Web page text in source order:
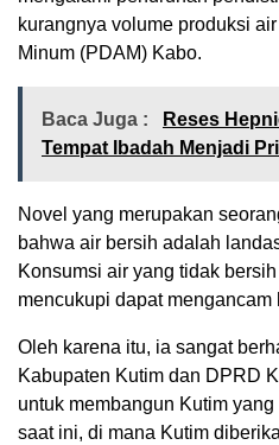
kurangnya volume produksi
Minum (PDAM) Kabo.
Baca Juga :
Reses
Tempat Ibadah Menjadi
Novel yang merupakan
bahwa air bersih adalah
Konsumsi air yang tidak
mencukupi dapat mengancam
Oleh karena itu, ia sangat
Kabupaten Kutim dan DPRD
untuk membangun Kutim
saat ini, di mana Kutim